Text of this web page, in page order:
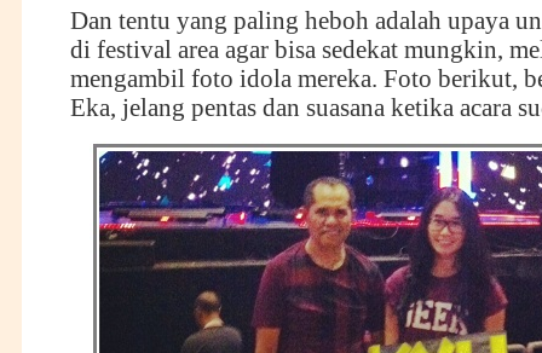
Dan tentu yang paling heboh adalah upaya
di festival area agar bisa sedekat mungkin,
mengambil foto idola mereka. Foto berikut,
Eka, jelang pentas dan suasana ketika acara